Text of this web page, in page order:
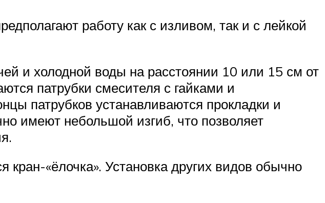
работу как с изливом, так и с лейкой
и холодной воды на расстоянии 10 или 15 см от
патрубки смесителя с гайками и
патрубков устанавливаются прокладки и
имеют небольшой изгиб, что позволяет
«ёлочка». Установка других видов обычно